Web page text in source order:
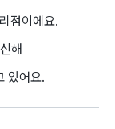
점이에요.
해
있어요.